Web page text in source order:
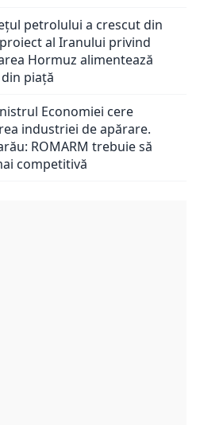
petrolului a crescut din
al Iranului privind
Hormuz alimentează
piață
Economiei cere
industriei de apărare.
ROMARM trebuie să
competitivă